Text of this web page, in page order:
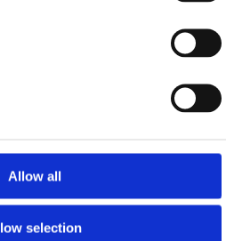
Allow all
selection